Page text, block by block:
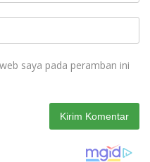
saya pada peramban ini